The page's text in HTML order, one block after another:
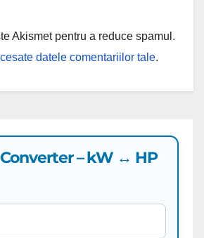
Akismet pentru a reduce spamul.
datele comentariilor tale.
Converter – kW ↔ HP